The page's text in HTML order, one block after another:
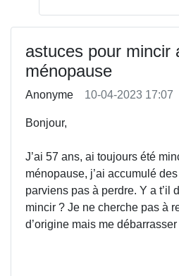
astuces pour mincir
ménopause
Anonyme 10-04-2023 17:07
Bonjour,
J’ai 57 ans, ai toujours été
ménopause, j’ai accumulé
parviens pas à perdre. Y a t’il
mincir ? Je ne cherche pas à
d’origine mais me